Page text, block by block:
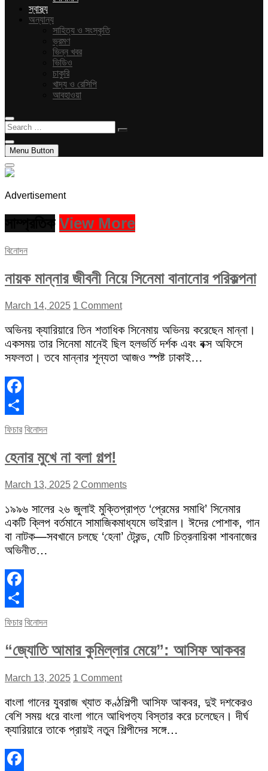
স্বাস্থ্য
অন্যান্য
সাহিত্য ও সংস্কৃতি
ভ্রমণ
ভিন্ন খবর
ভিডিও
চাকুরি
খাদ্য ও রেসিপি
আবহাওয়া
Search
…
Menu Button
Advertisement
View More
বিনোদন
নায়ক মান্নার জীবনী নিয়ে সিনেমা বানানোর পরিকল্পনা
March 14, 2025 1 Comment
অভিনয় ক্যারিয়ারে তিন শতাধিক সিনেমায় অভিনয় করেছেন মান্না।
একসময় তার সিনেমা মানেই ছিল হলভর্তি দর্শক এবং বক্স অফিসে
সফলতা। তবে মান্নার শূন্যতা আজও স্পষ্ট ঢাকাই…
Facebook
Share
ফিচার বিনোদন
হেনার মুখে না বলা গল্প!
March 13, 2025 2 Comments
১৯৯৬ সালের ২৬ জুলাই মুক্তিপ্রাপ্ত ‘প্রেমের সমাধি’ সিনেমার
একটি ক্লিপ বর্তমানে সামাজিকমাধ্যমে ভাইরাল। ঈদের পোশাক, গান
বা নাটক—সবখানে চলছে ‘হেনা’ ট্রেন্ড, যেটি চিত্রনায়িকা শাবনাজের
অভিনীত…
Facebook
Share
ফিচার বিনোদন
“জ্যোতি আমার কুমিল্লার মেয়ে”: আসিফ আকবর
March 13, 2025 1 Comment
বাংলা গানের যুবরাজ খ্যাত কণ্ঠশিল্পী আসিফ আকবর, দুই দশকেরও
বেশি সময় ধরে বাংলা গানে আধিপত্য বিস্তার করে চলেছেন। দীর্ঘ
ক্যারিয়ারে তাকে প্রায়ই নতুন শিল্পীদের সঙ্গে…